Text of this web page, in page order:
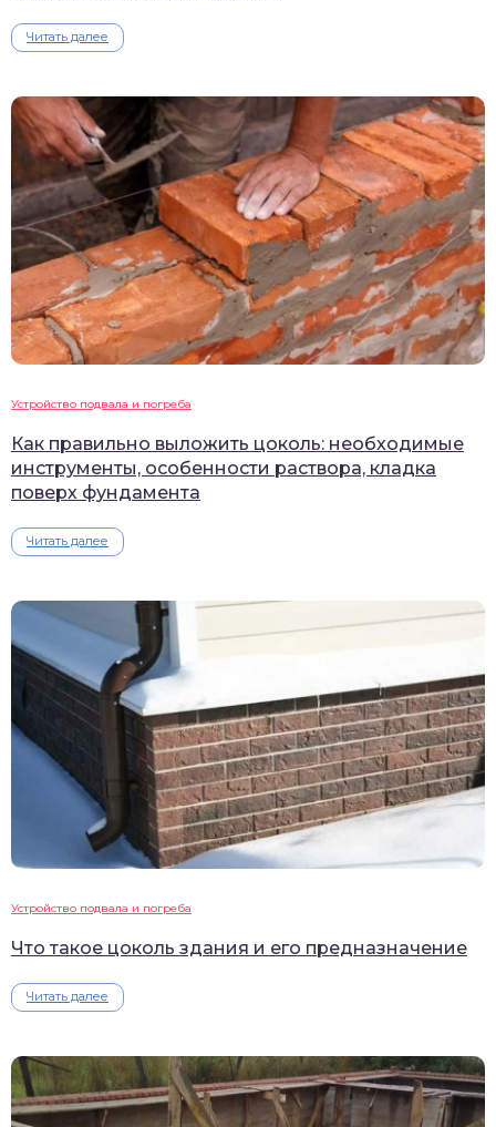
Читать далее
Устройство подвала и погреба
Как правильно выложить цоколь: необходимые
инструменты, особенности раствора, кладка
поверх фундамента
Читать далее
Устройство подвала и погреба
Что такое цоколь здания и его предназначение
Читать далее